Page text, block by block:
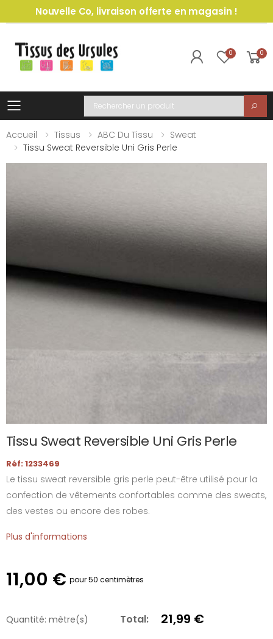
Nouvelle Co, livraison offerte en magasin !
0 0
Toggle mobile menu
Recherche
Accueil
Tissus ABC Du Tissu
Sweat
Tissu Sweat Reversible Uni Gris Perle
Tissu Sweat Reversible Uni Gris Perle
Réf: 1233469
Le tissu sweat reversible gris perle peut-être utilisé pour la
confection de vêtements confortables comme des sweats,
des vestes ou encore des robes.
Plus d'informations
11,00 € pour 50 centimètres
Quantité: mètre(s) Total: 21,99 €